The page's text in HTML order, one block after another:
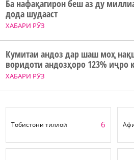
ХАБАРИ РӮЗ
Ба нафақагирон беш аз ду
дода шудааст
ХАБАРИ РӮЗ
Кумитаи андоз дар шаш моҳ
воридоти андозҳоро 123% иҷро
Тобистони тиллоӣ 6